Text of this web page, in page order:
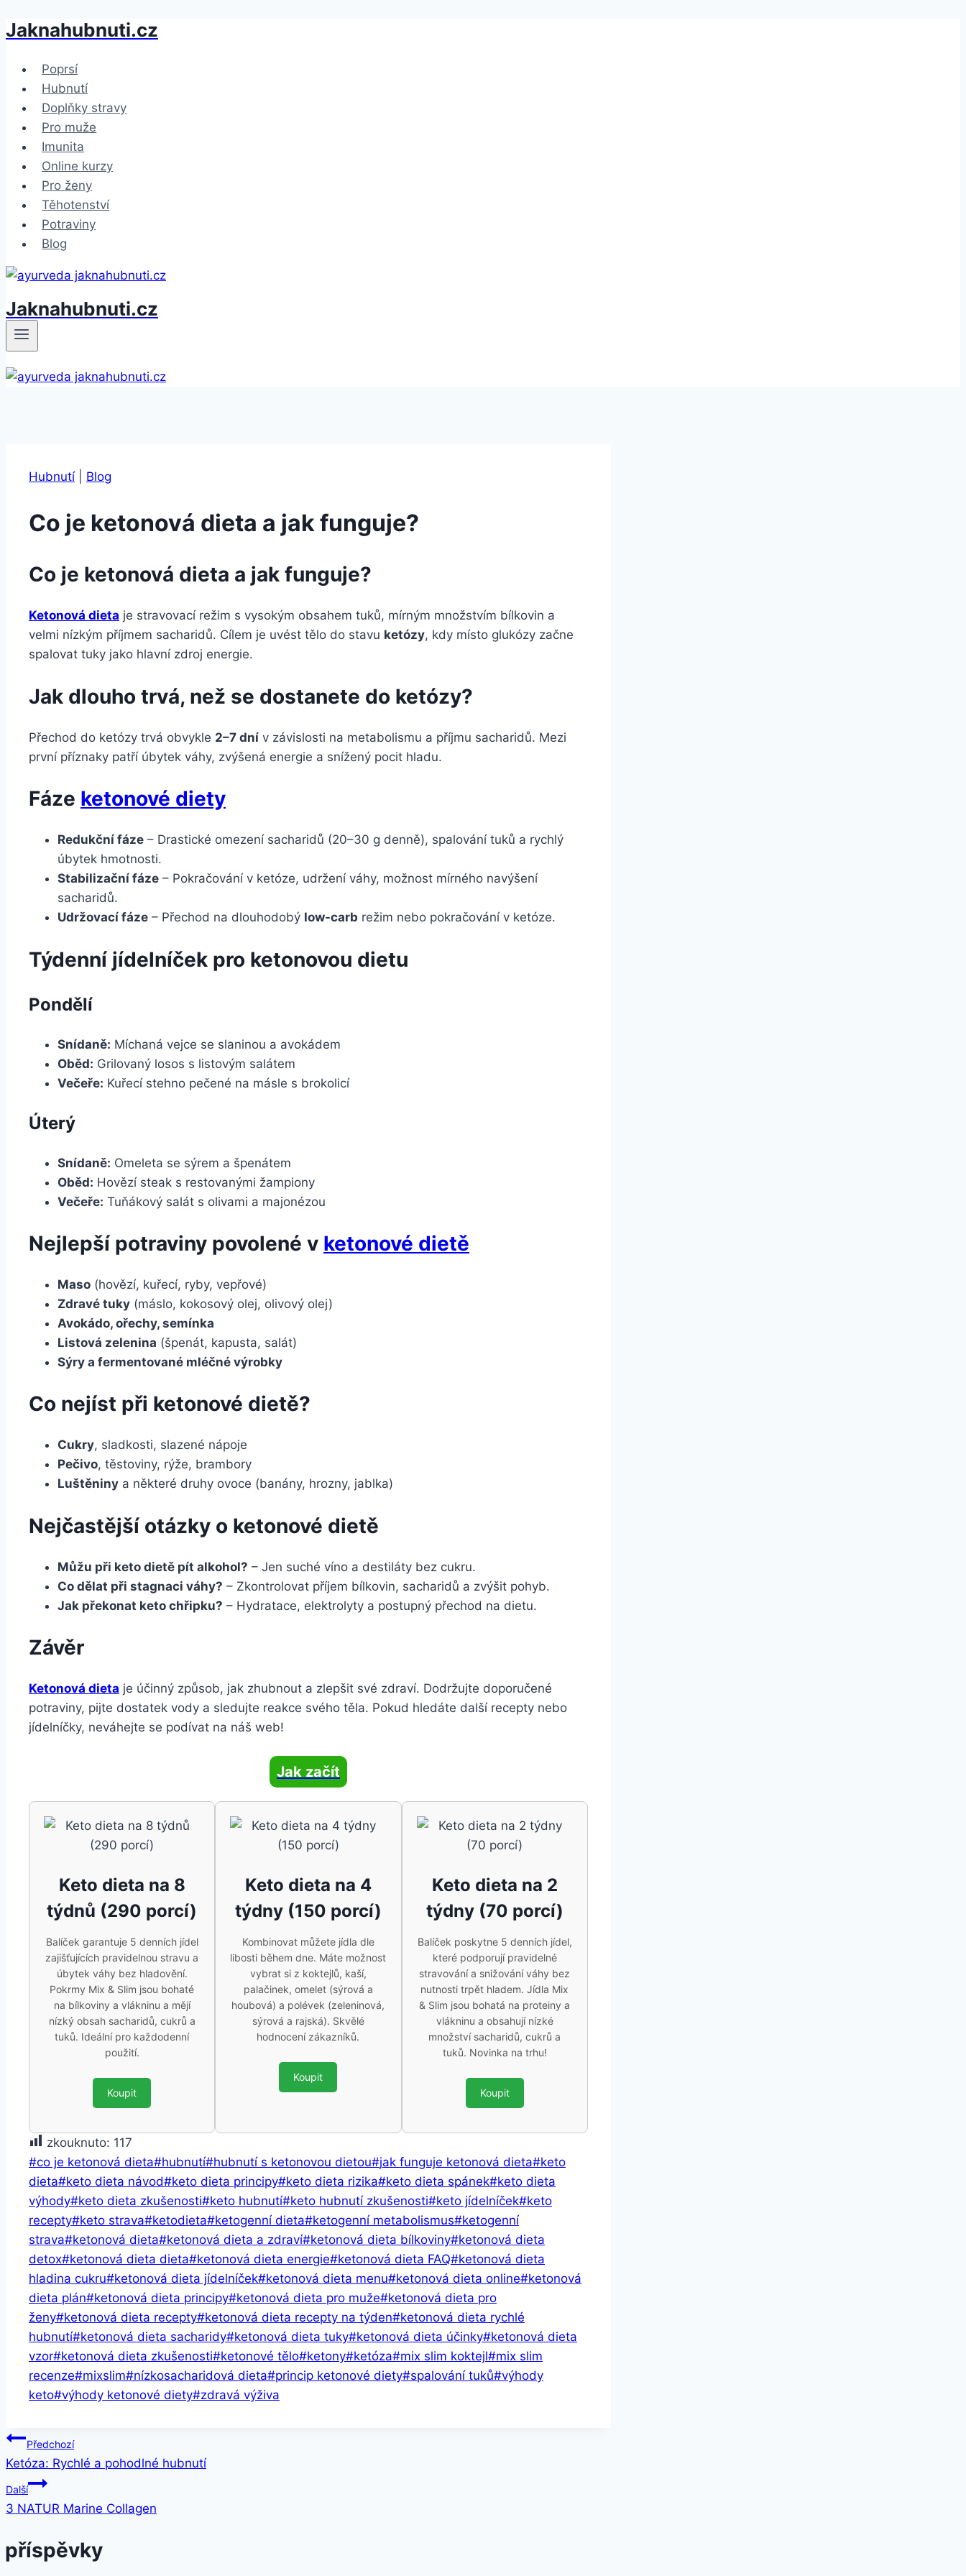
Přeskočit
obsah
Jaknahubnuti.cz
Poprsí
Hubnutí
Doplňky stravy
Pro muže
Imunita
Online kurzy
Pro ženy
Těhotenství
Potraviny
Blog
Jaknahubnuti.cz
Hubnutí Blog
Co je ketonová dieta a jak funguje?
Co je ketonová dieta a jak funguje?
Ketonová dieta je stravovací režim s vysokým obsahem tuků, mírným množstvím bílkovin a
velmi nízkým příjmem sacharidů. Cílem je uvést tělo do stavu ketózy, kdy místo glukózy začne
spalovat tuky jako hlavní zdroj energie.
Jak dlouho trvá, než se dostanete do ketózy?
Přechod do ketózy trvá obvykle 2–7 dní v závislosti na metabolismu a příjmu sacharidů. Mezi
první příznaky patří úbytek váhy, zvýšená energie a snížený pocit hladu.
Fáze ketonové diety
Redukční fáze – Drastické omezení sacharidů (20–30 g denně), spalování tuků a rychlý
úbytek hmotnosti.
Stabilizační fáze – Pokračování v ketóze, udržení váhy, možnost mírného navýšení
sacharidů.
Udržovací fáze – Přechod na dlouhodobý low-carb režim nebo pokračování v ketóze.
Týdenní jídelníček pro ketonovou dietu
Pondělí
Snídaně: Míchaná vejce se slaninou a avokádem
Oběd: Grilovaný losos s listovým salátem
Večeře: Kuřecí stehno pečené na másle s brokolicí
Úterý
Snídaně: Omeleta se sýrem a špenátem
Oběd: Hovězí steak s restovanými žampiony
Večeře: Tuňákový salát s olivami a majonézou
Nejlepší potraviny povolené v ketonové dietě
Maso (hovězí, kuřecí, ryby, vepřové)
Zdravé tuky (máslo, kokosový olej, olivový olej)
Avokádo, ořechy, semínka
Listová zelenina (špenát, kapusta, salát)
Sýry a fermentované mléčné výrobky
Co nejíst při ketonové dietě?
Cukry, sladkosti, slazené nápoje
Pečivo, těstoviny, rýže, brambory
Luštěniny a některé druhy ovoce (banány, hrozny, jablka)
Nejčastější otázky o ketonové dietě
Můžu při keto dietě pít alkohol? – Jen suché víno a destiláty bez cukru.
Co dělat při stagnaci váhy? – Zkontrolovat příjem bílkovin, sacharidů a zvýšit pohyb.
Jak překonat keto chřipku? – Hydratace, elektrolyty a postupný přechod na dietu.
Závěr
Ketonová dieta je účinný způsob, jak zhubnout a zlepšit své zdraví. Dodržujte doporučené
potraviny, pijte dostatek vody a sledujte reakce svého těla. Pokud hledáte další recepty nebo
jídelníčky, neváhejte se podívat na náš web!
Jak začít
Keto dieta na 8
týdnů (290 porcí)
Balíček garantuje 5 denních jídel
zajišťujících pravidelnou stravu a
úbytek váhy bez hladovění.
Pokrmy Mix & Slim jsou bohaté
na bílkoviny a vlákninu a mějí
nízký obsah sacharidů, cukrů a
tuků. Ideální pro každodenní
použití.
Koupit
Keto dieta na 4
týdny (150 porcí)
Kombinovat můžete jídla dle
libosti během dne. Máte možnost
vybrat si z koktejlů, kaší,
palačinek, omelet (sýrová a
houbová) a polévek (zeleninová,
sýrová a rajská). Skvělé
hodnocení zákazníků.
Koupit
Keto dieta na 2
týdny (70 porcí)
Balíček poskytne 5 denních jídel,
které podporují pravidelné
stravování a snižování váhy bez
nutnosti trpět hladem. Jídla Mix
& Slim jsou bohatá na proteiny a
vlákninu a obsahují nízké
množství sacharidů, cukrů a
tuků. Novinka na trhu!
Koupit
zkouknuto: 117
Štítky
příspěvků:
#co je ketonová dieta#hubnutí#hubnutí s ketonovou dietou#jak funguje ketonová dieta#keto
dieta#keto dieta návod#keto dieta principy#keto dieta rizika#keto dieta spánek#keto dieta
výhody#keto dieta zkušenosti#keto hubnutí#keto hubnutí zkušenosti#keto jídelníček#keto
recepty#keto strava#ketodieta#ketogenní dieta#ketogenní metabolismus#ketogenní
strava#ketonová dieta#ketonová dieta a zdraví#ketonová dieta bílkoviny#ketonová dieta
detox#ketonová dieta dieta#ketonová dieta energie#ketonová dieta FAQ#ketonová dieta
hladina cukru#ketonová dieta jídelníček#ketonová dieta menu#ketonová dieta online#ketonová
dieta plán#ketonová dieta principy#ketonová dieta pro muže#ketonová dieta pro
ženy#ketonová dieta recepty#ketonová dieta recepty na týden#ketonová dieta rychlé
hubnutí#ketonová dieta sacharidy#ketonová dieta tuky#ketonová dieta účinky#ketonová dieta
vzor#ketonová dieta zkušenosti#ketonové tělo#ketony#ketóza#mix slim koktejl#mix slim
recenze#mixslim#nízkosacharidová dieta#princip ketonové diety#spalování tuků#výhody
keto#výhody ketonové diety#zdravá výživa
Navigace
pro
příspěvek
Předchozí
Ketóza: Rychlé a pohodlné hubnutí
Další
3 NATUR Marine Collagen
příspěvky